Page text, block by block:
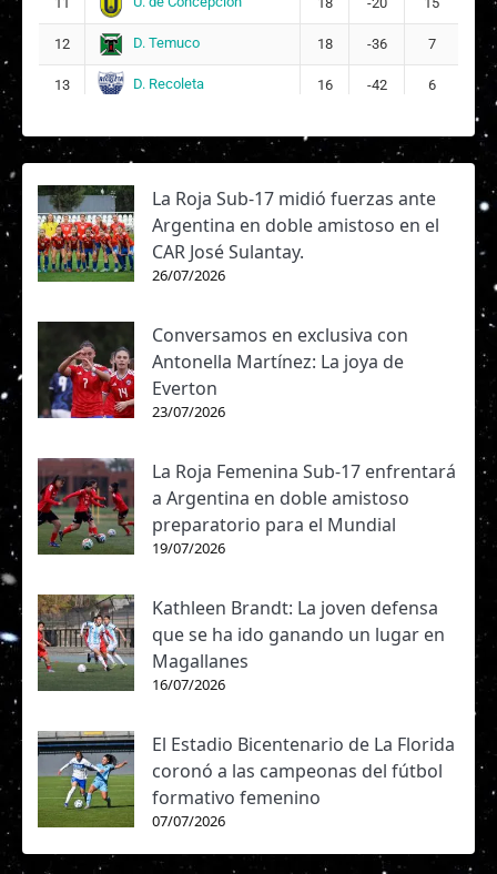
12 D. Temuco 18 -36 7
13 D. Recoleta 16 -42 6
La Roja Sub-17 midió fuerzas ante
Argentina en doble amistoso en el
CAR José Sulantay.
26/07/2026
Conversamos en exclusiva con
Antonella Martínez: La joya de
Everton
23/07/2026
La Roja Femenina Sub-17 enfrentará
a Argentina en doble amistoso
preparatorio para el Mundial
19/07/2026
Kathleen Brandt: La joven defensa
que se ha ido ganando un lugar en
Magallanes
16/07/2026
El Estadio Bicentenario de La Florida
coronó a las campeonas del fútbol
formativo femenino
07/07/2026